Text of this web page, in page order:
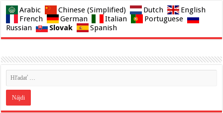
Arabic Chinese (Simplified) Dutch
English
French
German Italian
Portuguese
Russian
Slovak Spanish